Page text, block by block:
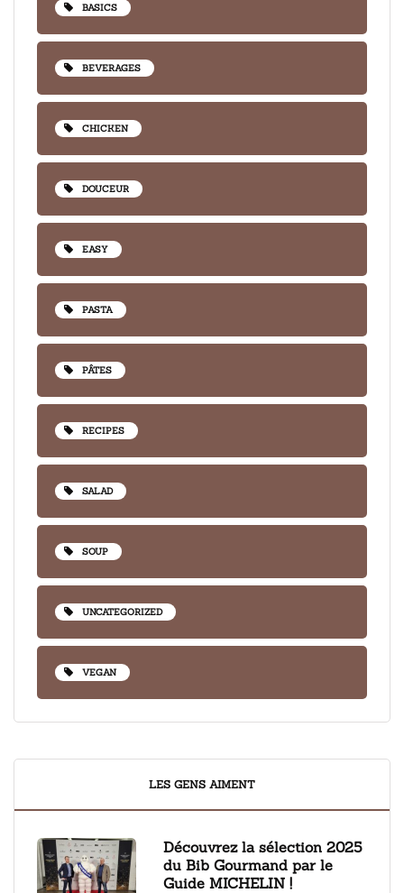
BASICS
BEVERAGES
CHICKEN
DOUCEUR
EASY
PASTA
PÂTES
RECIPES
SALAD
SOUP
UNCATEGORIZED
VEGAN
LES GENS AIMENT
Découvrez la sélection 2025
du Bib Gourmand par le
Guide MICHELIN !